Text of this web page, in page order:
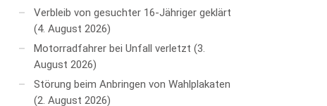
Verbleib von gesuchter 16-Jähriger geklärt
4. August 2026
Motorradfahrer bei Unfall verletzt 3.
August 2026
Störung beim Anbringen von Wahlplakaten
2. August 2026